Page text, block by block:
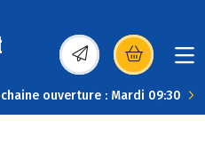
(s’ouvre dans une
ouverture : Mardi 09:30